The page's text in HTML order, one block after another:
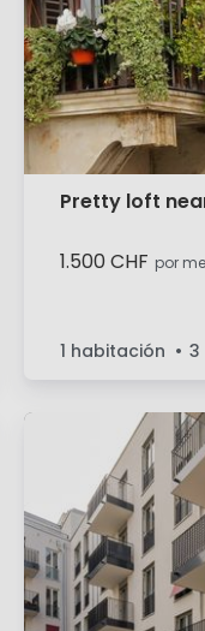
Pretty loft
1.500 CHF por
1 habitación 3